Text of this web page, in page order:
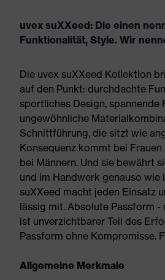
uvex suXXeed: Die einen
Funktionalität, Style. Wir
Die uvex suXXeed Kollektion
auf den Punkt: durchdachte
sportliches Design, spannende
ungewöhnliche
Schnittführung, die sitzt wie
Konsequenz kommt bei
bei Männern. Und sie bewährt
und im Handwerk genauso wie
suXXeed macht jeden Einsatz
lässig mit. Absolute Passform -
ist unverzichtbarer Teil des
Passform ohne Kompromisse.
Allgemeine Merkmale